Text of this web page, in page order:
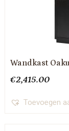
Wandkast
€2,415.00
Toevoegen